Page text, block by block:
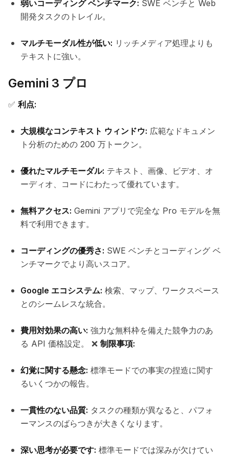
弱いコーディング ベンチマーク: SWE ベンチと Web
開発タスクのトレイル。
マルチモーダル性が低い: リッチメディア処理よりも
テキストに強い。
Gemini 3 プロ
✅ 利点:
大規模なコンテキスト ウィンドウ: 広範なドキュメン
ト分析のための 200 万トークン。
優れたマルチモーダル: テキスト、画像、ビデオ、オ
ーディオ、コードにわたって優れています。
無料アクセス: Gemini アプリで完全な Pro モデルを無
料で利用できます。
コーディングの優秀さ: SWE ベンチとコーディング ベ
ンチマークでより高いスコア。
Google エコシステム: 検索、マップ、ワークスペース
とのシームレスな統合。
費用対効果の高い: 強力な無料枠を備えた競争力のあ
る API 価格設定。 ❌ 制限事項:
幻覚に関する懸念: 標準モードでの事実の捏造に関す
るいくつかの報告。
一貫性のない品質: タスクの種類が異なると、パフォ
ーマンスのばらつきが大きくなります。
深い思考が必要です: 標準モードでは深みが欠けてい